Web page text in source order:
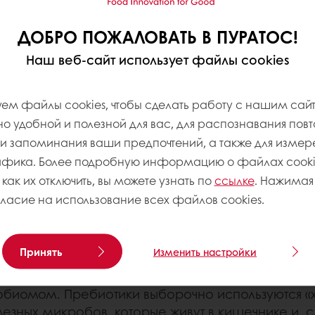
ментального
Потребители с
поддержания
растет спрос на
пищеварения. И мы
способны
что мы едим. Особенно, если это
продуктах, могут делать
обогащают наш организм
Пребиотики выборочно используются
ДОБРО ПОЖАЛОВАТЬ В ПУРАТОС!
Наш веб-сайт использует файлы cookies
файлы cookies, чтобы сделать работу с нашим
удобной и полезной для вас, для распознавания
запоминания ваши предпочтений, а также для
Более подробную информацию о файлах
их отключить, вы можете узнать поссылке. Нажимая
на использование всех файлов cookies.
Принять Изменить настройки